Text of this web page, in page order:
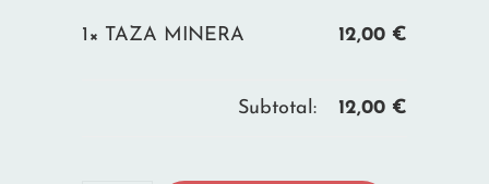
1× TAZA MINERA 12,00 €
Subtotal: 12,00 €